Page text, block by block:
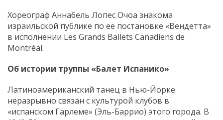
Хореограф Аннабель Лопес Очоа знакома
израильской публике по ее постановке «Вендетта»
в исполнении Les Grands Ballets Canadiens de
Montréal.
Об истории труппы «Балет Испанико»
Латиноамериканский танец в Нью-Йорке
неразрывно связан с культурой клубов в
«испанском Гарлеме» (Эль-Баррио) этого города. В